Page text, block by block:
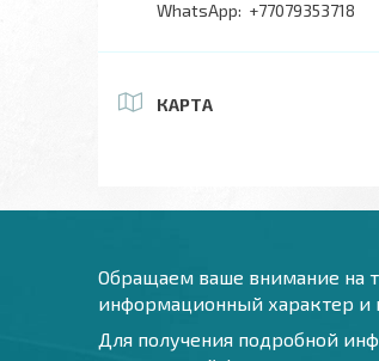
+77079353718
КАРТА
Обращаем ваше внимание на
информационный характер и
Для получения подробной